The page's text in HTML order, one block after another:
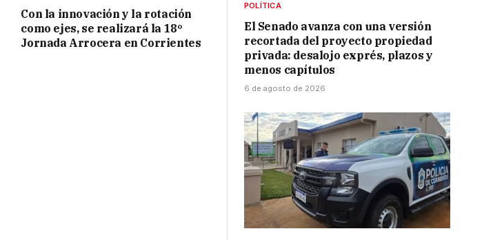
Con la innovación y la rotación
como ejes, se realizará la 18º
Jornada Arrocera en Corrientes
POLÍTICA
El Senado avanza con una versión
recortada del proyecto propiedad
privada: desalojo exprés, plazos y
menos capítulos
6 de agosto de 2026